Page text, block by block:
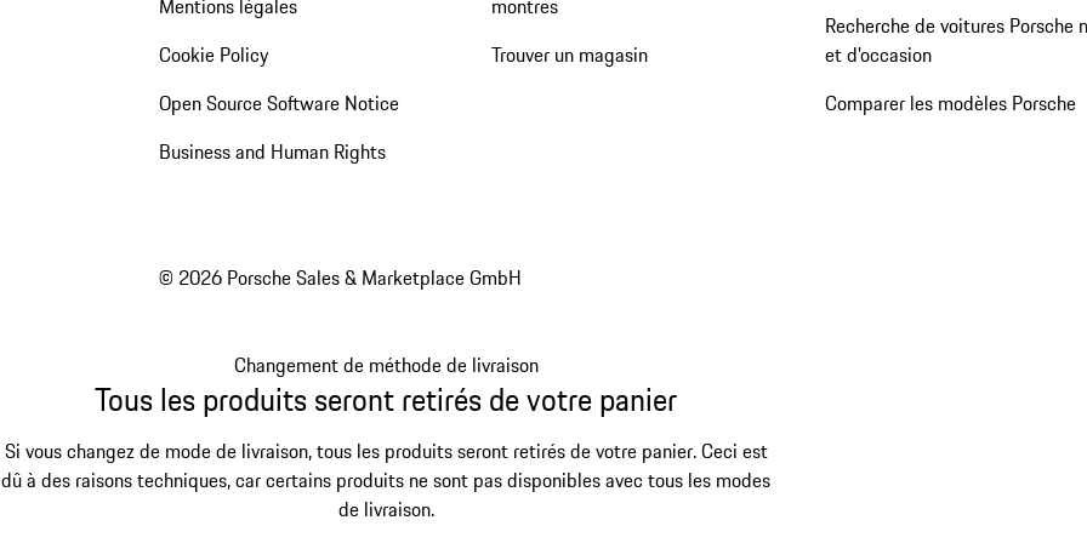
Mentions légales
Cookie Policy
Open Source Software Notice
Business and Human Rights
montres
Trouver un magasin
Recherche de voitures Porsche
et d'occasion
Comparer les modèles Porsche
© 2026 Porsche Sales & Marketplace GmbH
Changement de méthode de livraison
Tous les produits seront retirés de votre panier
Si vous changez de mode de livraison, tous les produits seront retirés de votre panier. Ceci est
dû à des raisons techniques, car certains produits ne sont pas disponibles avec tous les modes
de livraison.